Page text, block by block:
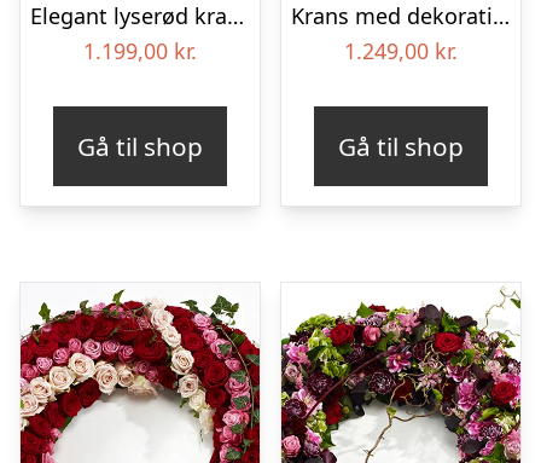
Elegant lyserød krans
1.199,00 kr.
Gå til shop
Krans med dekoration i klassisk stil – rød og hvid
1.249,00 kr.
Gå til shop